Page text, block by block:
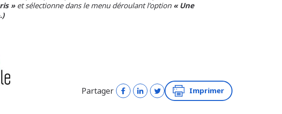
»et sélectionne dans le menu déroulant l’option « Une
Partager Imprimer